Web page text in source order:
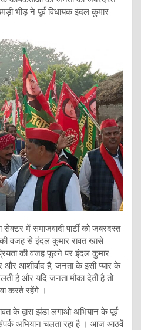
भीड़ ने पूर्व विधायक इंदल कुमार
में समाजवादी पार्टी को जबरदस्त
की वजह से इंदल कुमार रावत खासे
की वजह पूछने पर इंदल कुमार
और आशीर्वाद है, जनता के इसी प्यार के
है और यदि जनता मौका देती है तो
करते रहेंगे ।
के द्वारा झंडा लगाओ अभियान के पूर्व
अभियान चलता रहा है । आज आठवें